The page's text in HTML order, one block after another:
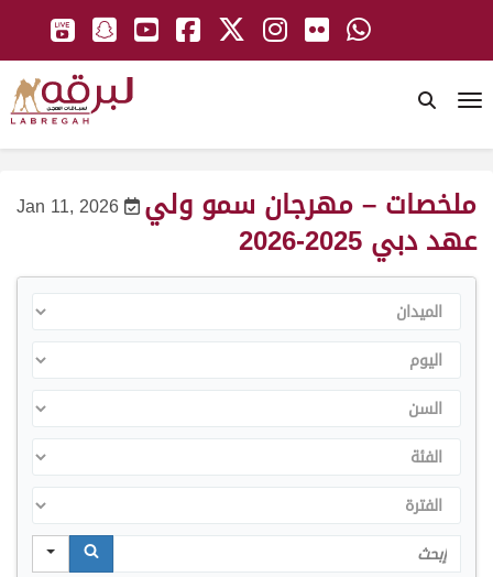
Jan 11, 2026 ملخصات – مهرجان سمو ولي
عهد دبي 2025-2026
الميدان
اليوم
السن
الفئة
الفترة
Search